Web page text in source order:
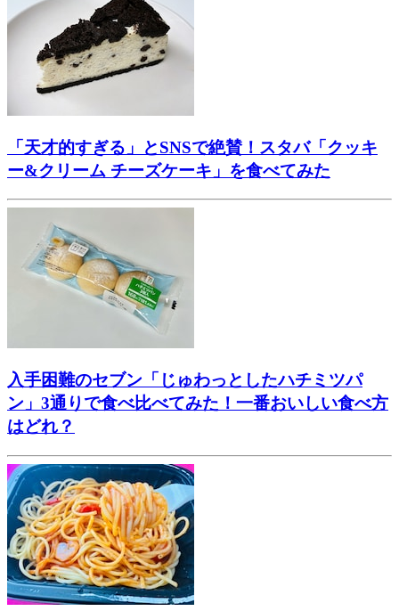
「天才的すぎる」とSNSで絶賛！スタバ「クッキ
ー&クリーム チーズケーキ」を食べてみた
入手困難のセブン「じゅわっとしたハチミツパ
ン」3通りで食べ比べてみた！一番おいしい食べ方
はどれ？